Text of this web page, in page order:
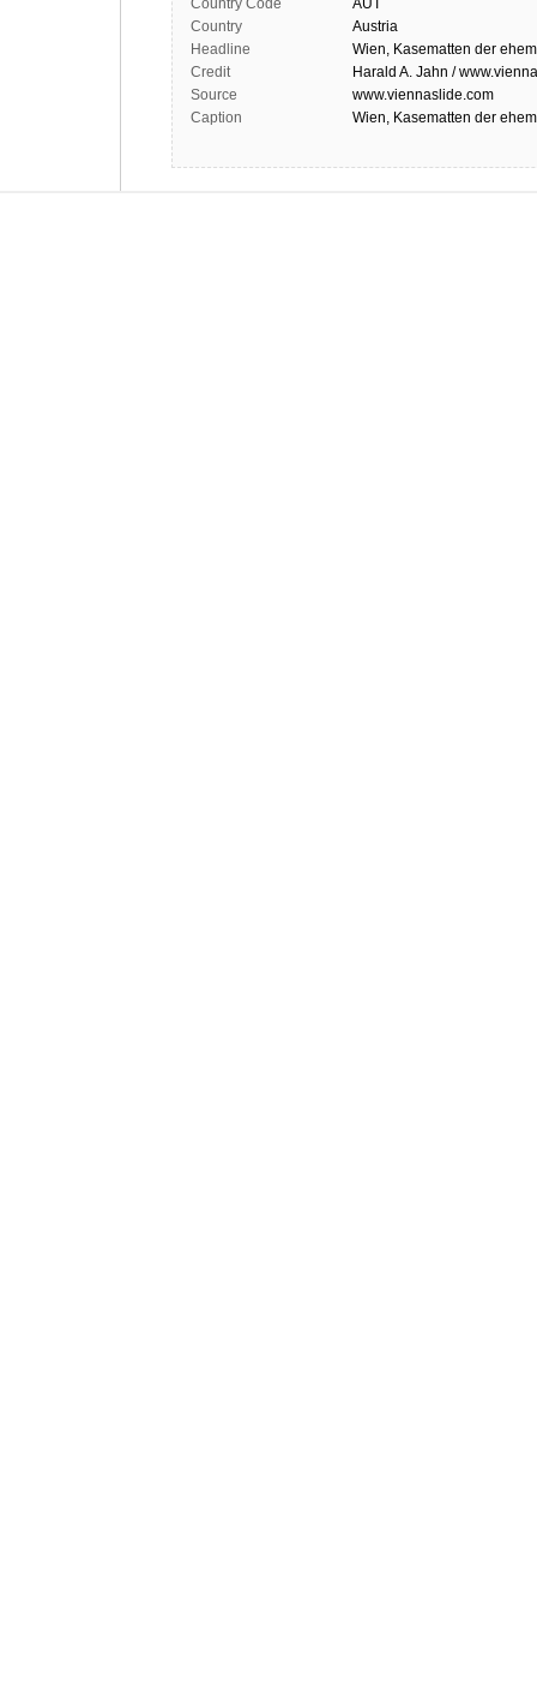
Country Code
AUT
Country
Austria
Headline
Wien, Kasematten der
Credit
Harald A. Jahn /
Source
www.viennaslide.com
Caption
Wien, Kasematten der